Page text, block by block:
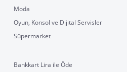
Moda
Oyun, Konsol ve Dijital Servisler
Süpermarket
Bankkart Lira ile Öde